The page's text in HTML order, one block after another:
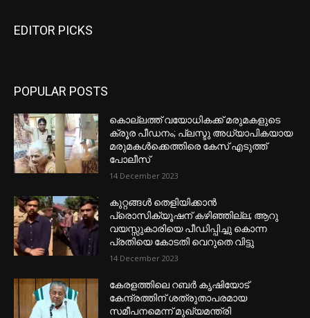
EDITOR PICKS
POPULAR POSTS
കൊല്ലത്ത് വയോധികക്ക് മരുമകളുടെ
ക്രൂര പീഡനം; പ്ലസ്ടു അധ്യാപികയായ
മരുമകൾക്കെത്തിരെ കേസ് എടുത്ത്
പോലീസ്
14 December 2023
കുറ്റങ്ങൾ തെളിയിക്കാൻ
പ്രൊസിക്യൂഷന് കഴിഞ്ഞില്ല; ആറു
വയസ്സുകാരിയെ പീഡിപ്പിച്ചു കൊന്ന
പ്രതിയെ കോടതി വെറുതെ വിട്ടു
14 December 2023
കേരളത്തിലെ റബർ കൃഷിയോട്
കേന്ദ്രത്തിന് ശത്രുതാപരമായ
സമീപനമെന്ന് മുഖ്യമന്ത്രി